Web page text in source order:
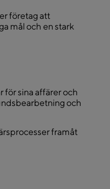
företag att
mål och en stark
för sina affärer och
och
framåt